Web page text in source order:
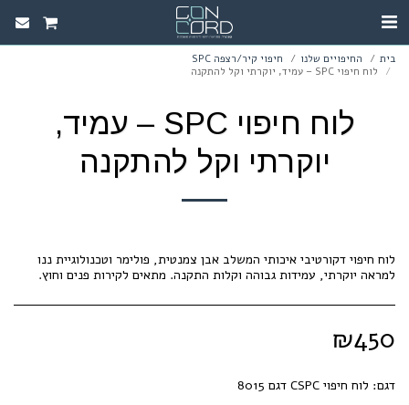
בית החיפויים שלנו
חיפוי קיר/רצפה SPC
לוח חיפוי SPC – עמיד, יוקרתי וקל להתקנה
לוח חיפוי SPC – עמיד,
יוקרתי וקל להתקנה
לוח חיפוי דקורטיבי איכותי המשלב אבן צמנטית, פולימר וטכנולוגיית ננו
למראה יוקרתי, עמידות גבוהה וקלות התקנה. מתאים לקירות פנים וחוץ.
₪450
דגם: לוח חיפוי CSPC דגם 8015